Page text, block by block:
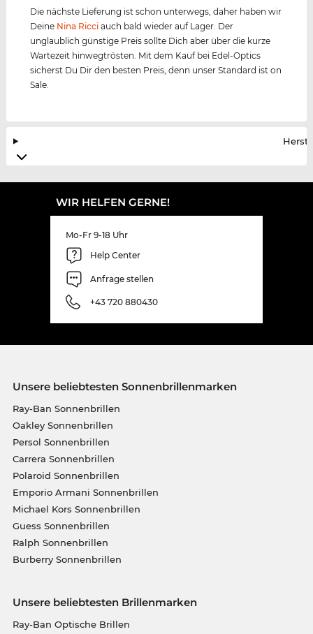
Die nächste Lieferung ist schon unterwegs, daher haben wir
Deine Nina Ricci auch bald wieder auf Lager. Der
unglaublich günstige Preis sollte Dich aber über die kurze
Wartezeit hinwegtrösten. Mit dem Kauf bei Edel-Optics
sicherst Du Dir den besten Preis, denn unser Standard ist on
Sale.
WIR HELFEN GERNE!
Mo-Fr 9-18 Uhr
Help Center
Anfrage stellen
+43 720 880430
Unsere beliebtesten Sonnenbrillenmarken
Ray-Ban Sonnenbrillen
Oakley Sonnenbrillen
Persol Sonnenbrillen
Carrera Sonnenbrillen
Polaroid Sonnenbrillen
Emporio Armani Sonnenbrillen
Michael Kors Sonnenbrillen
Guess Sonnenbrillen
Ralph Sonnenbrillen
Burberry Sonnenbrillen
Unsere beliebtesten Brillenmarken
Ray-Ban Optische Brillen